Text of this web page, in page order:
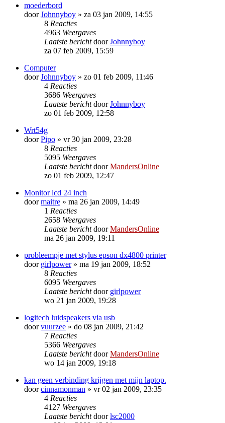
moederbord
doorJohnnyboy » za 03 jan 2009, 14:55
8 Reacties
4963 Weergaves
Laatste berichtdoorJohnnyboy
za 07 feb 2009, 15:59
Computer
doorJohnnyboy » zo 01 feb 2009, 11:46
4 Reacties
3686 Weergaves
Laatste berichtdoorJohnnyboy
zo 01 feb 2009, 12:58
Wrt54g
doorPipo » vr 30 jan 2009, 23:28
8 Reacties
5095 Weergaves
Laatste berichtdoorMandersOnline
zo 01 feb 2009, 12:47
Monitor lcd 24 inch
doormaitre » ma 26 jan 2009, 14:49
1 Reacties
2658 Weergaves
Laatste berichtdoorMandersOnline
ma 26 jan 2009, 19:11
probleempje met stylus epson dx4800 printer
door girlpower» ma 19 jan 2009, 18:52
8 Reacties
6095 Weergaves
Laatste berichtdoor girlpower
wo 21 jan 2009, 19:28
logitech luidspeakers via usb
doorvuurzee » do 08 jan 2009, 21:42
7 Reacties
5366 Weergaves
Laatste berichtdoorMandersOnline
wo 14 jan 2009, 19:18
kan geen verbinding krijgen met mijn laptop.
doorcinnamonman » vr 02 jan 2009, 23:35
4 Reacties
4127 Weergaves
Laatste berichtdoorlsc2000